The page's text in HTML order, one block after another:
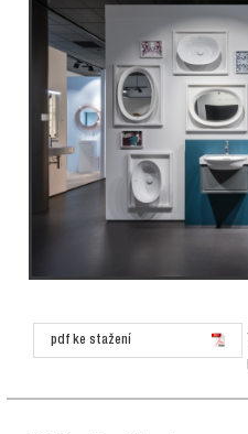
pdf ke stažení